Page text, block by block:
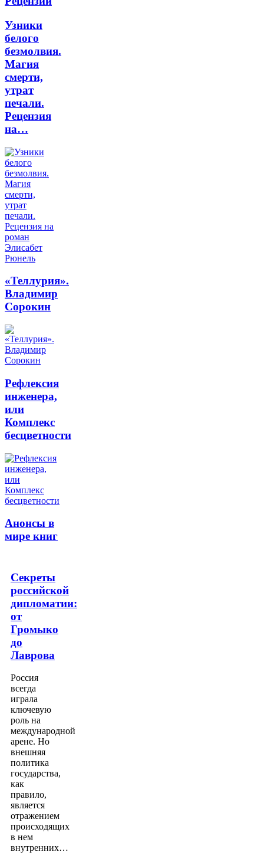
Узники
белого
безмолвия.
Магия
смерти,
утрат
печали.
Рецензия
на…
«Теллурия».
Владимир
Сорокин
Рефлексия
инженера,
или
Комплекс
бесцветности
Анонсы в
мире книг
Секреты
российской
дипломатии:
от
Громыко
до
Лаврова
Россия
всегда
играла
ключевую
роль на
международной
арене. Но
внешняя
политика
государства,
как
правило,
является
отражением
происходящих
в нем
внутренних…